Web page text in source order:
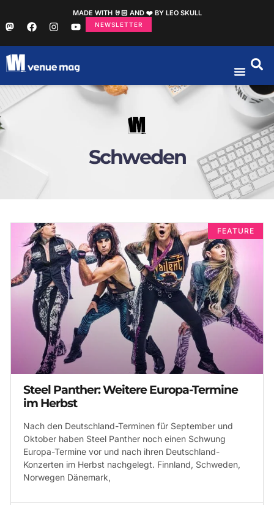
MADE WITH 🤘🏻 AND ❤️ BY LEO SKULL
NEWSLETTER
Schweden
FEATURE
Steel Panther: Weitere Europa-Termine
im Herbst
Nach den Deutschland-Terminen für September und
Oktober haben Steel Panther noch einen Schwung
Europa-Termine vor und nach ihren Deutschland-
Konzerten im Herbst nachgelegt. Finnland, Schweden,
Norwegen Dänemark,